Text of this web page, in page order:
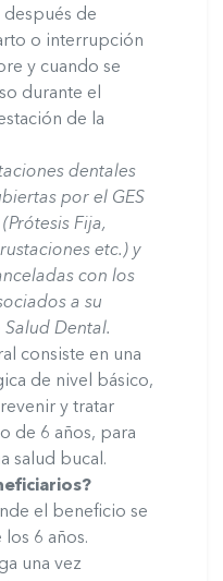
después de
o interrupción
y cuando se
durante el
de la
dentales
por el GES
Fija,
etc.) y
con los
a su
Dental.
consiste en una
de nivel básico,
y tratar
de 6 años, para
salud bucal.
el beneficio se
6 años.
una vez